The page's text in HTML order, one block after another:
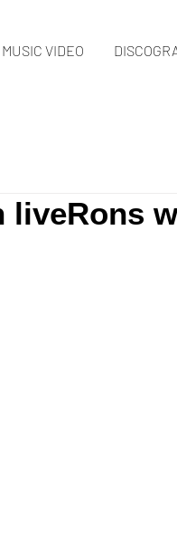
MUSIC VIDEO
liveRons